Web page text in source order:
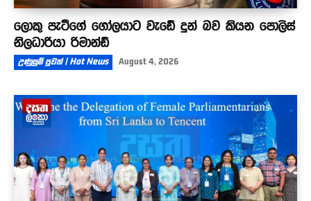
ලොකු පැටීගේ ගෝලයාට වැඩේ දුන් බව කියන පොලිස්
නිලධාරියා රිමාන්ඩ්
උණුසුම් පුවත් | Hot News August 4, 2026